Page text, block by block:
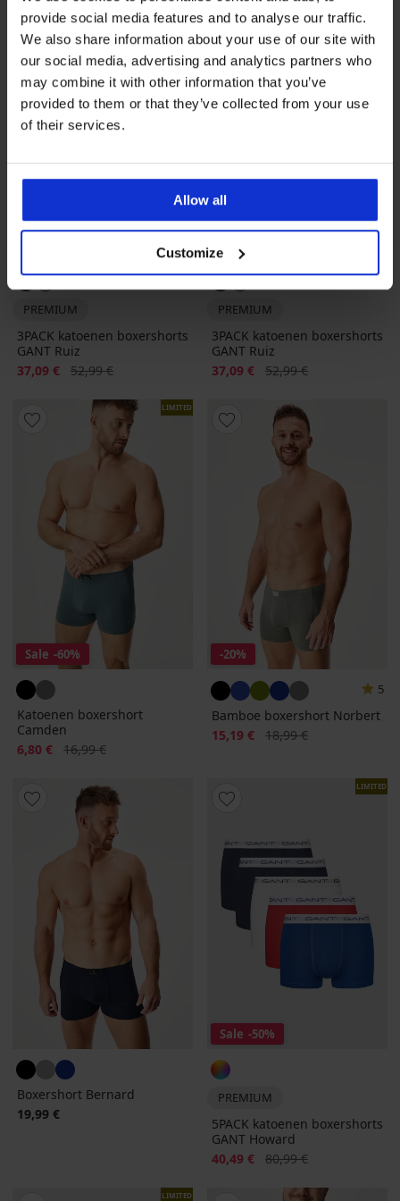
provide social media features and to analyse our traffic.
We also share information about your use of our site with
our social media, advertising and analytics partners who
may combine it with other information that you’ve
provided to them or that they’ve collected from your use
of their services.
Allow all
Customize
PREMIUM
3PACK katoenen boxershorts
GANT Ruiz
Korting
37,09 € Oorspronkelijke prijs
52,99 €
Sale
PREMIUM
3PACK katoenen boxershorts
GANT Ruiz
Korting
37,09 € Oorspronkelijke prijs
52,99 €
LIMITED
Sale -60%
Katoenen boxershort
Camden
Korting
6,80 € Oorspronkelijke prijs
16,99 €
-20%
5
Bamboe boxershort Norbert
Korting
15,19 € Oorspronkelijke prijs
18,99 €
Boxershort Bernard
19,99 €
LIMITED
Sale -50%
PREMIUM
5PACK katoenen boxershorts
GANT Howard
Korting
40,49 € Oorspronkelijke prijs
80,99 €
LIMITED